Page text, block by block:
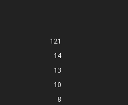
121
14
13
10
8